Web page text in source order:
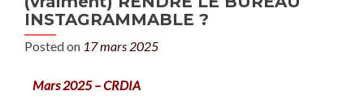
INSTAGRAMMABLE ?
Posted on 17 mars 2025
Mars 2025 – CRDIA